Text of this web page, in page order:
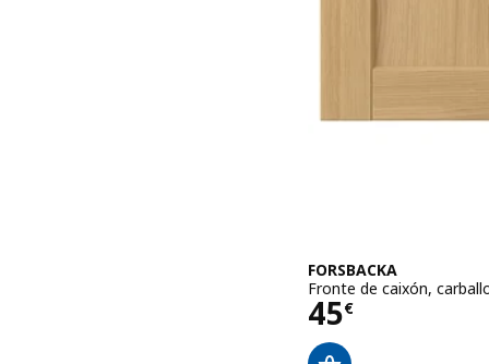
FORSBACKA
Fronte de caixón,
45€
Prezo 45€